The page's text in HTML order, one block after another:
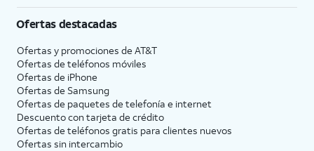
Ofertas destacadas
Ofertas y promociones de AT&T
Ofertas de teléfonos móviles
Ofertas de iPhone
Ofertas de Samsung
Ofertas de paquetes de telefonía e internet
Descuento con tarjeta de crédito
Ofertas de teléfonos gratis para clientes nuevos
Ofertas sin intercambio